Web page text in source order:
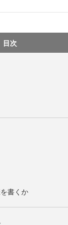
目次
書くか